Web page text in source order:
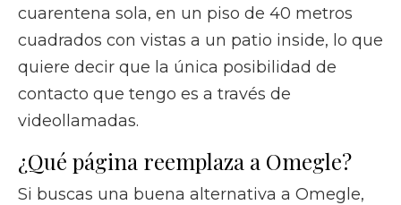
cuarentena sola, en un piso de 40 metros
cuadrados con vistas a un patio inside, lo que
quiere decir que la única posibilidad de
contacto que tengo es a través de
videollamadas.
¿Qué página reemplaza a Omegle?
Si buscas una buena alternativa a Omegle,